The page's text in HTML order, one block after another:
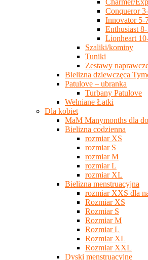
Conqueror
Innovator 5-
Enthusiast
Lionheart
Szaliki/kominy
Tuniki
Zestawy
Bielizna dziewczęca
Patulove – ubranka
Turbany Patulove
Wełniane Łatki
Dla kobiet
MaM Manymonths dla
Bielizna codzienna
rozmiar XS
rozmiar S
rozmiar M
rozmiar L
rozmiar XL
Bielizna menstruacyjna
rozmiar XXS dla
Rozmiar XS
Rozmiar S
Rozmiar M
Rozmiar L
Rozmiar XL
Rozmiar XXL
Dyski menstruacyjne